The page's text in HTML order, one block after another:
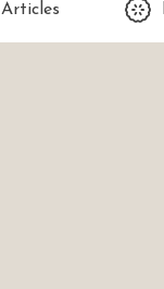
Articles